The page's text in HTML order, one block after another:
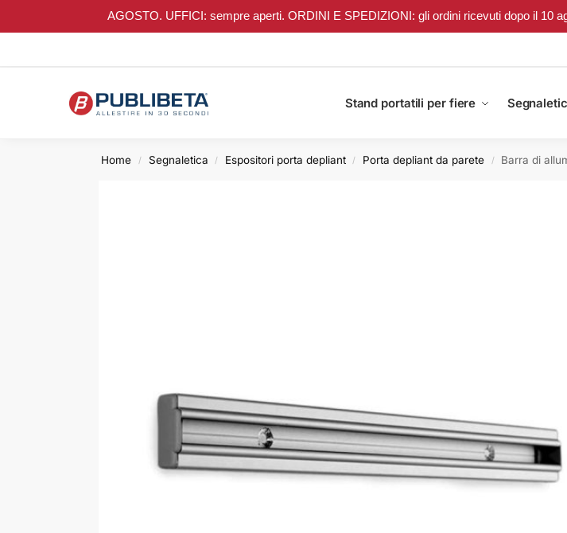
AGOSTO. UFFICI: sempre aperti. ORDINI E SPEDIZIONI: gli ordini ricevuti dopo il 10
Stand portatili per fiere
Home / Segnaletica / Espositori porta depliant / Porta depliant da parete / Barra di